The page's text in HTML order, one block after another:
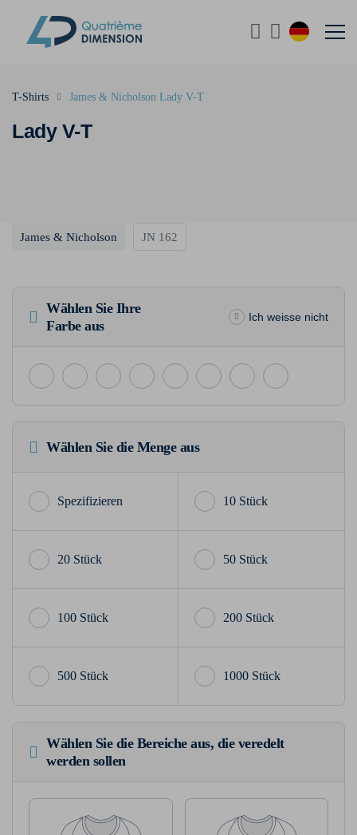
Lady V-T
T-Shirts James & Nicholson Lady V-T
James & Nicholson JN 162
Wählen Sie Ihre
Farbe aus
Ich weisse nicht
Wählen Sie die Menge aus
10 Stück
20 Stück 50 Stück
100 Stück 200 Stück
500 Stück 1000 Stück
Wählen Sie die Bereiche aus, die veredelt
werden sollen